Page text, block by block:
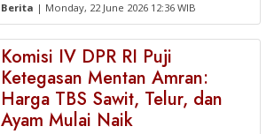
Berita | Monday, 22 June 2026 12:36 WIB
Komisi IV DPR RI Puji
Ketegasan Mentan Amran:
Harga TBS Sawit, Telur, dan
Ayam Mulai Naik